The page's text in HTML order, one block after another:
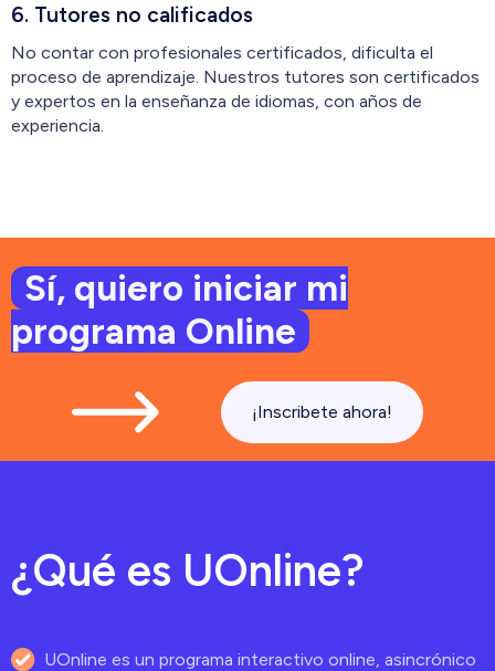
6. Tutores no calificados
No contar con profesionales certificados, dificulta el
proceso de aprendizaje. Nuestros tutores son certificados
y expertos en la enseñanza de idiomas, con años de
experiencia.
Sí, quiero iniciar mi
programa Online
¡Inscribete ahora!
¿Qué es UOnline?
UOnline es un programa interactivo online, asincrónico